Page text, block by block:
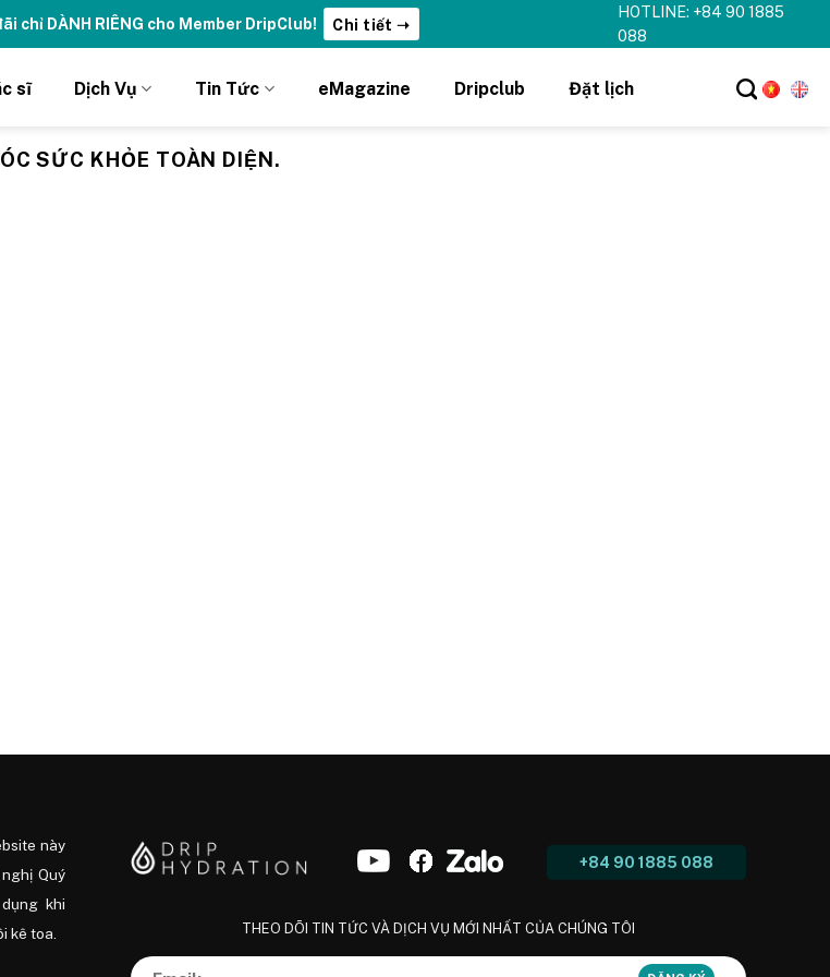
chỉ DÀNH RIÊNG cho Member DripClub! Chi tiết ➝
HOTLINE: +84 90 1885
088
sĩ Dịch Vụ Tin Tức eMagazine Dripclub Đặt lịch
SỨC KHỎE TOÀN DIỆN.
này
Quý
khi
kê toa.
+84 90 1885 088
THEO DÕI TIN TỨC VÀ DỊCH VỤ MỚI NHẤT CỦA CHÚNG TÔI